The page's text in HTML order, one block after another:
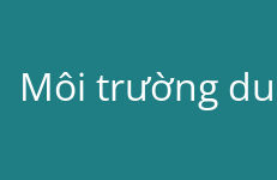
Môi trường